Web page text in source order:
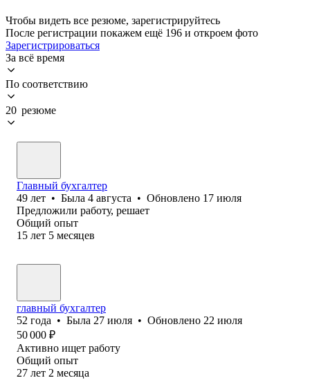
Чтобы видеть все резюме, зарегистрируйтесь
После регистрации покажем ещё 196 и откроем фото
Зарегистрироваться
За всё время
По соответствию
20 резюме
Главный бухгалтер
49 лет • Была 4 августа • Обновлено 17 июля
Предложили работу, решает
Общий опыт
15 лет 5 месяцев
главный бухгалтер
52 года • Была 27 июля • Обновлено 22 июля
50 000 ₽
Активно ищет работу
Общий опыт
27 лет 2 месяца